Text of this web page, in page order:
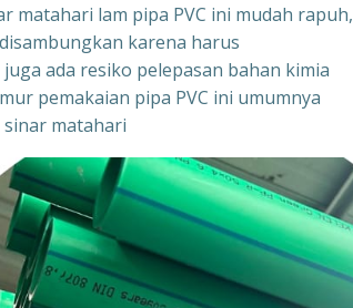
lam pipa PVC ini mudah rapuh,
karena harus
ada resiko pelepasan bahan kimia
pemakaian pipa PVC ini umumnya
matahari